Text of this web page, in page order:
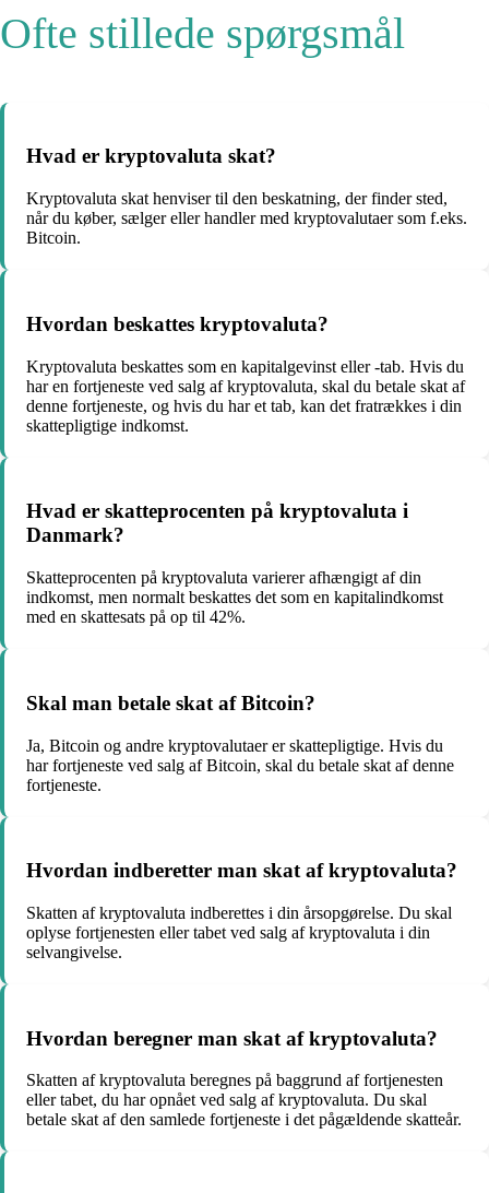
Ofte stillede spørgsmål
Hvad er kryptovaluta skat?
Kryptovaluta skat henviser til den beskatning, der finder sted,
når du køber, sælger eller handler med kryptovalutaer som f.eks.
Bitcoin.
Hvordan beskattes kryptovaluta?
Kryptovaluta beskattes som en kapitalgevinst eller -tab. Hvis du
har en fortjeneste ved salg af kryptovaluta, skal du betale skat af
denne fortjeneste, og hvis du har et tab, kan det fratrækkes i din
skattepligtige indkomst.
Hvad er skatteprocenten på kryptovaluta i
Danmark?
Skatteprocenten på kryptovaluta varierer afhængigt af din
indkomst, men normalt beskattes det som en kapitalindkomst
med en skattesats på op til 42%.
Skal man betale skat af Bitcoin?
Ja, Bitcoin og andre kryptovalutaer er skattepligtige. Hvis du
har fortjeneste ved salg af Bitcoin, skal du betale skat af denne
fortjeneste.
Hvordan indberetter man skat af kryptovaluta?
Skatten af kryptovaluta indberettes i din årsopgørelse. Du skal
oplyse fortjenesten eller tabet ved salg af kryptovaluta i din
selvangivelse.
Hvordan beregner man skat af kryptovaluta?
Skatten af kryptovaluta beregnes på baggrund af fortjenesten
eller tabet, du har opnået ved salg af kryptovaluta. Du skal
betale skat af den samlede fortjeneste i det pågældende skatteår.